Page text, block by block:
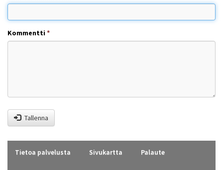
Kommentti*
Tallenna
Tietoa palvelusta Sivukartta Palaute